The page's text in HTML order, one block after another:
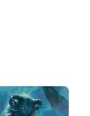
stvari u